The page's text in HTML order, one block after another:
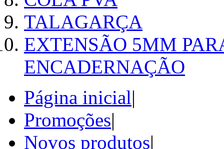
TALAGARÇA
EXTENSÃO 5MM
ENCADERNAÇÃO
Página inicial|
Promoções|
Novos produtos|